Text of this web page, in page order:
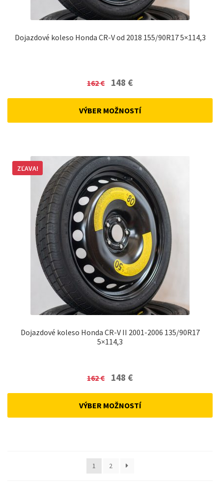
Dojazdové koleso Honda CR-V od 2018 155/90R17 5×114,3
162€
Original
was:
148 €Current
VÝBER MOŽNOSTÍ
Dojazdové koleso Honda CR-V II 2001-2006 135/90R17
5×114,3
ZĽAVA!
162€
Original
was:
148 €Current
VÝBER MOŽNOSTÍ
1 2